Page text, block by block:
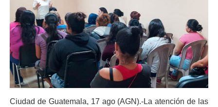
Ciudad de Guatemala, 17 ago (AGN).-La atención de las